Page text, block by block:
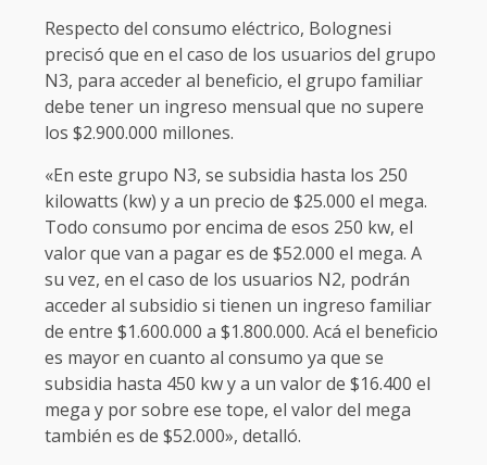
Respecto del consumo eléctrico, Bolognesi
precisó que en el caso de los usuarios del grupo
N3, para acceder al beneficio, el grupo familiar
debe tener un ingreso mensual que no supere
los $2.900.000 millones.
«En este grupo N3, se subsidia hasta los 250
kilowatts (kw) y a un precio de $25.000 el mega.
Todo consumo por encima de esos 250 kw, el
valor que van a pagar es de $52.000 el mega. A
su vez, en el caso de los usuarios N2, podrán
acceder al subsidio si tienen un ingreso familiar
de entre $1.600.000 a $1.800.000. Acá el beneficio
es mayor en cuanto al consumo ya que se
subsidia hasta 450 kw y a un valor de $16.400 el
mega y por sobre ese tope, el valor del mega
también es de $52.000», detalló.